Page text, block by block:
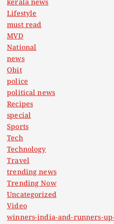
kerala news
Lifestyle
must read
MVD
National
news
Obit
police
political news
Recipes
special
Sports
Tech
Technology
Travel
trending news
Trending Now
Uncategorized
Video
winners-india-and-runners-